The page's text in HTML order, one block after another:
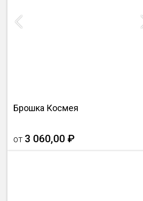
Previous
Брошка Космея
от 3 060,00 ₽